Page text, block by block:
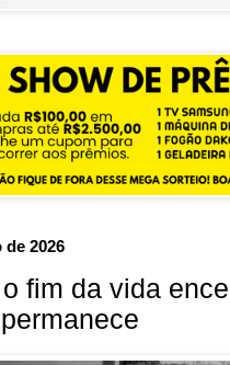
de 2026
fim da vida